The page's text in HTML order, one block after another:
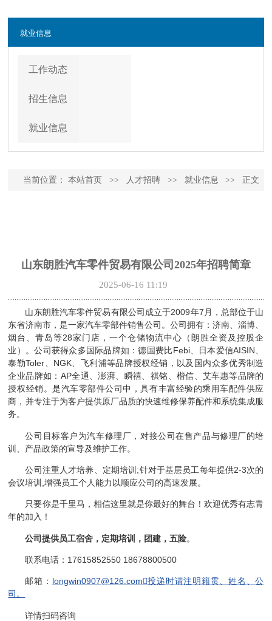
就业信息
工作动态
招生信息
就业信息
当前位置： 本站首页 >> 人才招聘 >> 就业信息 >> 正文
山东朗胜汽车零件贸易有限公司2025年招聘简章
2025-06-16 11:19
山东朗胜汽车零件贸易有限公司成立于2009年7月，总部位于山
东省济南市，是一家汽车零部件销售公司。公司拥有：济南、淄博、
烟台、青岛等28家门店，一个仓储物流中心（朗胜全资及控股企
业）。公司获得众多国际品牌如：德国费比Febi、日本爱信AISIN、
泰勒Toler、NGK、飞利浦等品牌授权经销，以及国内众多优秀制造
企业品牌如：AP全通、澎湃、瞬禧、祺铭、楷信、艾车惠等品牌的
授权经销。是汽车零部件公司中，具有丰富经验的乘用车配件供应
商，并专注于为客户提供原厂品质的快速维修保养配件和系统集成服
务。
公司目标客户为汽车修理厂，对接公司在售产品与修理厂的培
训、产品政策的宣导及维护工作。
公司注重人才培养、定期培训;针对于基层员工每年提供2-3次的
会议培训,增强员工个人能力以顺应公司的高速发展。
只要你是千里马，相信这里就是你最好的舞台！欢迎优秀有志青
年的加入！
公司提供员工宿舍，定期培训，团建，五险。
联系电话：17615852550 18678800500
邮箱： longwin0907@126.com投递时请注明籍贯、姓名、公
司。
详情扫码咨询